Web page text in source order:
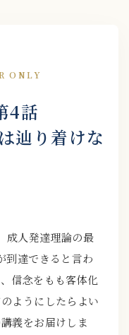
ONLY
4話
辿り着けな
成人発達理論の最
到達できると言わ
信念をもも客体化
ようにしたらよい
義をお届けしま